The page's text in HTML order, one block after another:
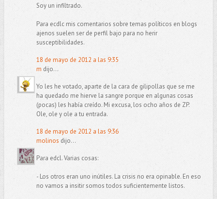
Soy un infiltrado.
Para ecdlc mis comentarios sobre temas políticos en blogs
ajenos suelen ser de perfil bajo para no herir
susceptibilidades.
18 de mayo de 2012 a las 9:35
m dijo...
Yo les he votado, aparte de la cara de gilipollas que se me
ha quedado me hierve la sangre porque en algunas cosas
(pocas) les había creído. Mi excusa, los ocho años de ZP.
Ole, ole y ole a tu entrada.
18 de mayo de 2012 a las 9:36
molinos dijo...
Para edcl. Varias cosas:
- Los otros eran uno inútiles. La crisis no era opinable. En eso
no vamos a insitir somos todos suficientemente listos.